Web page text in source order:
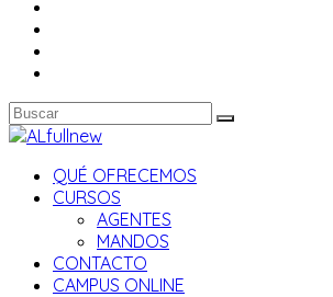
QUÉ OFRECEMOS
CURSOS
AGENTES
MANDOS
CONTACTO
CAMPUS ONLINE